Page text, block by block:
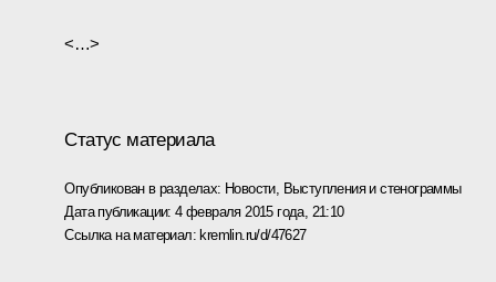
<…>
Статус материала
Опубликован в разделах: Новости, Выступления и стенограммы
Дата публикации:4 февраля 2015 года, 21:10
Ссылка на материал: kremlin.ru/d/47627